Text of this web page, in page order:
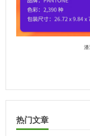
热门文章